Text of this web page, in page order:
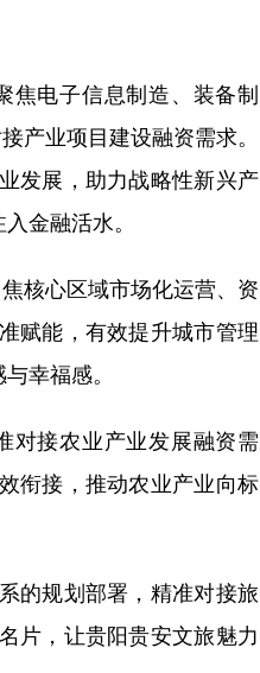
电子信息制造、装备制
产业项目建设融资需求。
发展，助力战略性新兴产
金融活水。
核心区域市场化运营、资
赋能，有效提升城市管理
幸福感。
接农业产业发展融资需
衔接，推动农业产业向标
的规划部署，精准对接旅
片，让贵阳贵安文旅魅力